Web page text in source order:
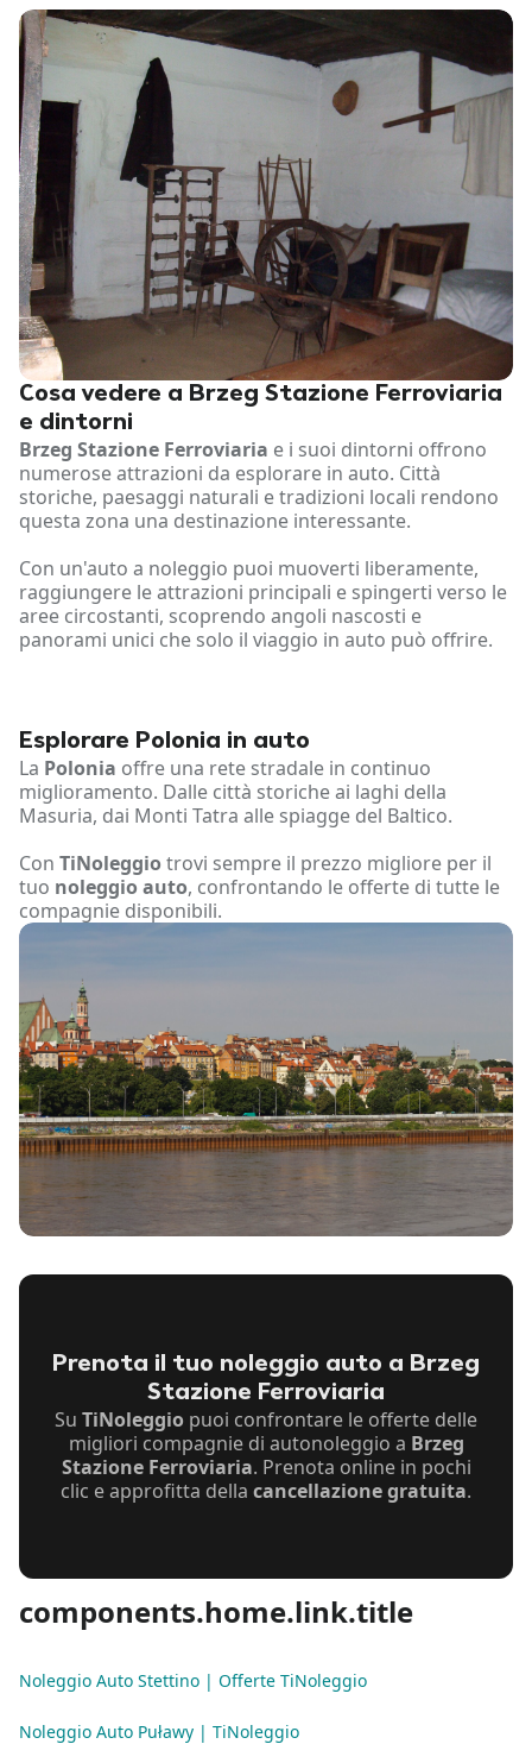
Cosa vedere a Brzeg Stazione Ferroviaria
e dintorni
Brzeg Stazione Ferroviaria e i suoi dintorni offrono
numerose attrazioni da esplorare in auto. Città
storiche, paesaggi naturali e tradizioni locali rendono
questa zona una destinazione interessante.
Con un'auto a noleggio puoi muoverti liberamente,
raggiungere le attrazioni principali e spingerti verso le
aree circostanti, scoprendo angoli nascosti e
panorami unici che solo il viaggio in auto può offrire.
Esplorare Polonia in auto
La Polonia offre una rete stradale in continuo
miglioramento. Dalle città storiche ai laghi della
Masuria, dai Monti Tatra alle spiagge del Baltico.
Con TiNoleggiotrovi sempre il prezzo migliore per il
tuo noleggio auto, confrontando le offerte di tutte le
compagnie disponibili.
Prenota il tuo noleggio auto a Brzeg
Stazione Ferroviaria
Su TiNoleggio puoi confrontare le offerte delle
migliori compagnie di autonoleggio a Brzeg
Stazione Ferroviaria. Prenota online in pochi
clic e approfitta della cancellazione gratuita.
components.home.link.title
Noleggio Auto Stettino | Offerte TiNoleggio
Noleggio Auto Puławy | TiNoleggio